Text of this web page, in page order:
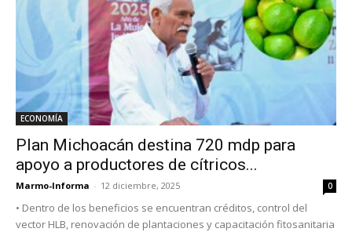
ECONOMÍA
Plan Michoacán destina 720 mdp para
apoyo a productores de cítricos...
Marmo-Informa - 12 diciembre, 2025 0
• Dentro de los beneficios se encuentran créditos, control del
vector HLB, renovación de plantaciones y capacitación fitosanitaria